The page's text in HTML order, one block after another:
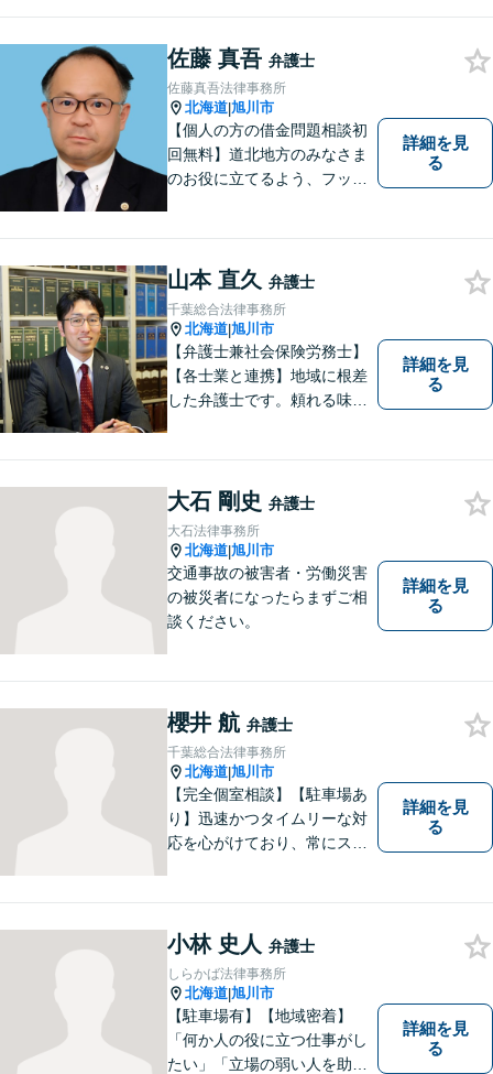
ず初めての方でもお気軽にご
相談ください。【弁護士歴２
０年】
佐藤 真吾 弁護士
佐藤真吾法律事務所
北海道|旭川市
【個人の方の借金問題相談初
回無料】道北地方のみなさま
のお役に立てるよう、フット
詳細を見
る
山本 直久 弁護士
千葉総合法律事務所
北海道|旭川市
【弁護士兼社会保険労務士】
【各士業と連携】地域に根差
した弁護士です。頼れる味方
所運営を継続し、100社以上
の企業様の顧問実績。交通事
故／相続などにも対応。
詳細を見
る
大石 剛史 弁護士
大石法律事務所
北海道|旭川市
交通事故の被害者・労働災害
の被災者になったらまずご相
談ください。
詳細を見
る
櫻井 航 弁護士
千葉総合法律事務所
北海道|旭川市
【完全個室相談】【駐車場あ
り】迅速かつタイムリーな対
応を心がけており、常にスム
と感じる方も、まずはお気軽
にご連絡いただければと思い
ます。
詳細を見
る
小林 史人 弁護士
しらかば法律事務所
北海道|旭川市
【駐車場有】【地域密着】
「何か人の役に立つ仕事がし
たい」「立場の弱い人を助け
詳細を見
る